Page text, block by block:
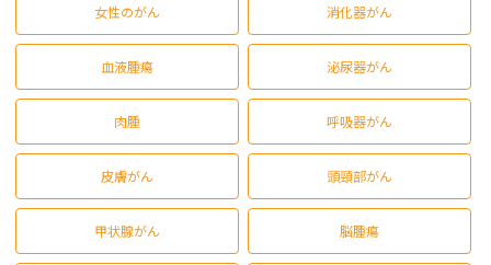
女性のがん 消化器がん
血液腫瘍 泌尿器がん
肉腫 呼吸器がん
皮膚がん 頭頸部がん
甲状腺がん 脳腫瘍